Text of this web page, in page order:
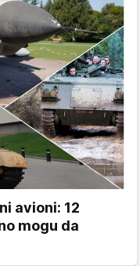
avioni: 12
mogu da